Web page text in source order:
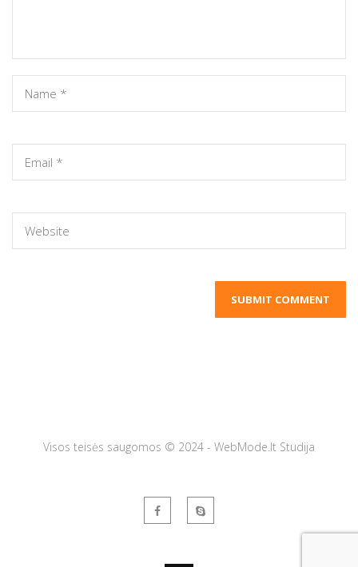
Visos teisės saugomos © 2024 - WebMode.lt Studija